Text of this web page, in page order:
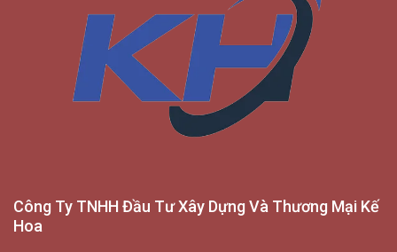
Công Ty TNHH Đầu Tư Xây Dựng Và Thương Mại Kế
Hoa